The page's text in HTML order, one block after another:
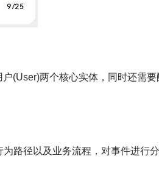
(User)两个核心实体，同时还需要
路径以及业务流程，对事件进行分